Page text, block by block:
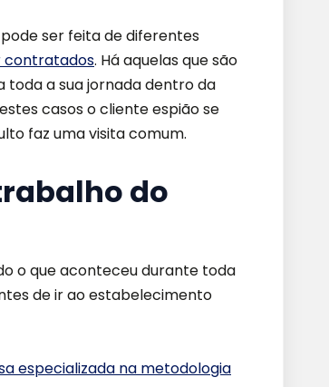
ser feita de diferentes
contratados. Há aquelas que são
toda a sua jornada dentro da
casos o cliente espião se
faz uma visita comum.
do
o que aconteceu durante toda
de ir ao estabelecimento
especializada na metodologia